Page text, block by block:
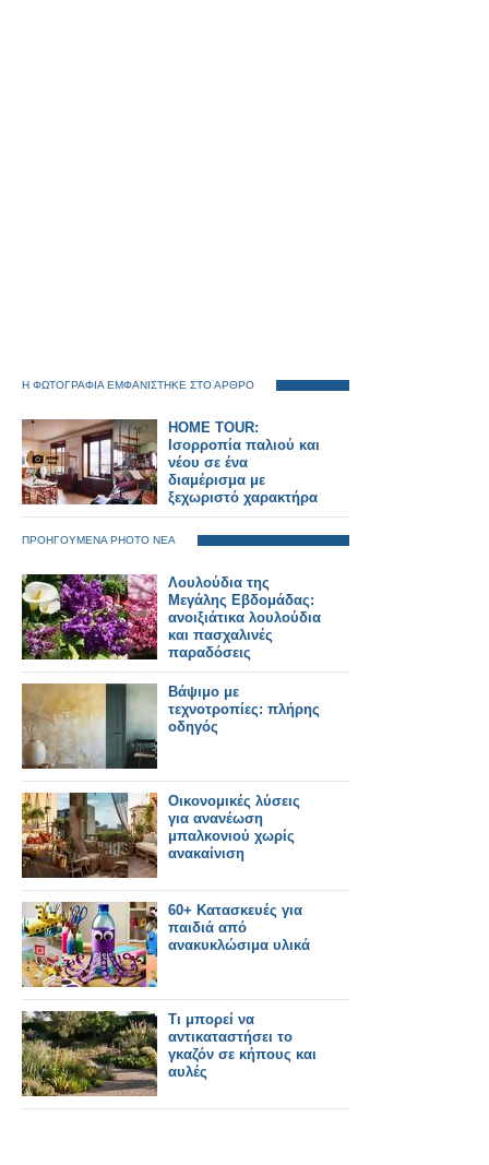
Η ΦΩΤΟΓΡΑΦΙΑ ΕΜΦΑΝΙΣΤΗΚΕ ΣΤΟ ΑΡΘΡΟ
HOME TOUR:
Ισορροπία παλιού και
νέου σε ένα
διαμέρισμα με
ξεχωριστό χαρακτήρα
ΠΡΟΗΓΟΥΜΕΝΑ PHOTO ΝΕΑ
Λουλούδια της
Μεγάλης Εβδομάδας:
ανοιξιάτικα λουλούδια
και πασχαλινές
παραδόσεις
Βάψιμο με
τεχνοτροπίες: πλήρης
οδηγός
Οικονομικές λύσεις
για ανανέωση
μπαλκονιού χωρίς
ανακαίνιση
60+ Κατασκευές για
παιδιά από
ανακυκλώσιμα υλικά
Τι μπορεί να
αντικαταστήσει το
γκαζόν σε κήπους και
αυλές